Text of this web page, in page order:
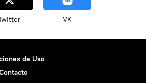
VK
de Uso
Contacto